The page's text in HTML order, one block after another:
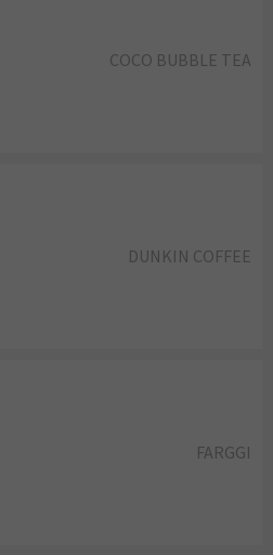
COCO BUBBLE TEA
DUNKIN COFFEE
FARGGI